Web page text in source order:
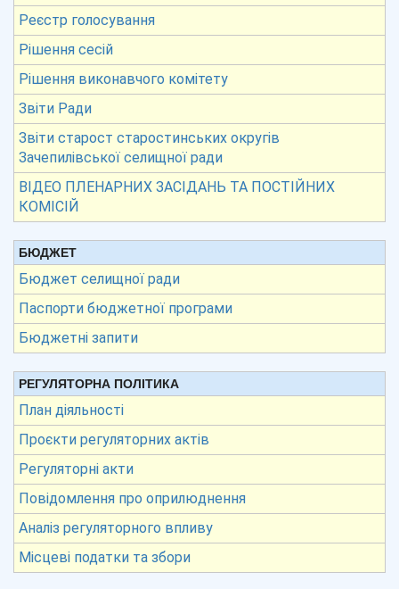
Реєстр голосування
Рішення сесій
Рішення виконавчого комітету
Звіти Ради
Звіти старост старостинських округів
Зачепилівської селищної ради
ВІДЕО ПЛЕНАРНИХ ЗАСІДАНЬ ТА ПОСТІЙНИХ
КОМІСІЙ
БЮДЖЕТ
Бюджет селищної ради
Паспорти бюджетної програми
Бюджетні запити
РЕГУЛЯТОРНА ПОЛІТИКА
План діяльності
Проєкти регуляторних актів
Регуляторні акти
Повідомлення про оприлюднення
Аналіз регуляторного впливу
Місцеві податки та збори